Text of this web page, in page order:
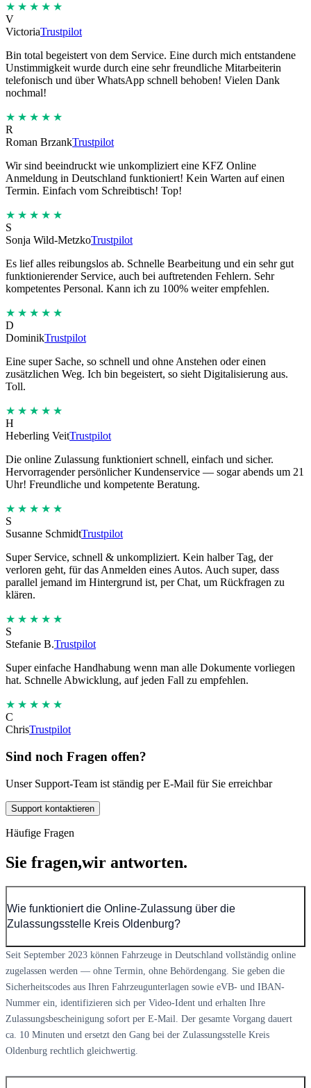
★★★★★
V
VictoriaTrustpilot
Bin total begeistert von dem Service. Eine durch mich entstandene
Unstimmigkeit wurde durch eine sehr freundliche Mitarbeiterin
telefonisch und über WhatsApp schnell behoben! Vielen Dank
nochmal!
★★★★★
R
Roman BrzankTrustpilot
Wir sind beeindruckt wie unkompliziert eine KFZ Online
Anmeldung in Deutschland funktioniert! Kein Warten auf einen
Termin. Einfach vom Schreibtisch! Top!
★★★★★
S
Sonja Wild-MetzkoTrustpilot
Es lief alles reibungslos ab. Schnelle Bearbeitung und ein sehr gut
funktionierender Service, auch bei auftretenden Fehlern. Sehr
kompetentes Personal. Kann ich zu 100% weiter empfehlen.
★★★★★
D
DominikTrustpilot
Eine super Sache, so schnell und ohne Anstehen oder einen
zusätzlichen Weg. Ich bin begeistert, so sieht Digitalisierung aus.
Toll.
★★★★★
H
Heberling VeitTrustpilot
Die online Zulassung funktioniert schnell, einfach und sicher.
Hervorragender persönlicher Kundenservice — sogar abends um 21
Uhr! Freundliche und kompetente Beratung.
★★★★★
S
Susanne SchmidtTrustpilot
Super Service, schnell & unkompliziert. Kein halber Tag, der
verloren geht, für das Anmelden eines Autos. Auch super, dass
parallel jemand im Hintergrund ist, per Chat, um Rückfragen zu
klären.
★★★★★
S
Stefanie B.Trustpilot
Super einfache Handhabung wenn man alle Dokumente vorliegen
hat. Schnelle Abwicklung, auf jeden Fall zu empfehlen.
★★★★★
C
ChrisTrustpilot
Sind noch Fragen offen?
Unser Support-Team ist ständig per E-Mail für Sie erreichbar
Support kontaktieren
Häufige Fragen
Sie fragen,wir antworten.
Wie funktioniert die Online-Zulassung über die
Zulassungsstelle Kreis Oldenburg?
Seit September 2023 können Fahrzeuge in Deutschland vollständig online
zugelassen werden — ohne Termin, ohne Behördengang. Sie geben die
Sicherheitscodes aus Ihren Fahrzeugunterlagen sowie eVB- und IBAN-
Nummer ein, identifizieren sich per Video-Ident und erhalten Ihre
Zulassungsbescheinigung sofort per E-Mail. Der gesamte Vorgang dauert
ca. 10 Minuten und ersetzt den Gang bei der Zulassungsstelle Kreis
Oldenburg rechtlich gleichwertig.